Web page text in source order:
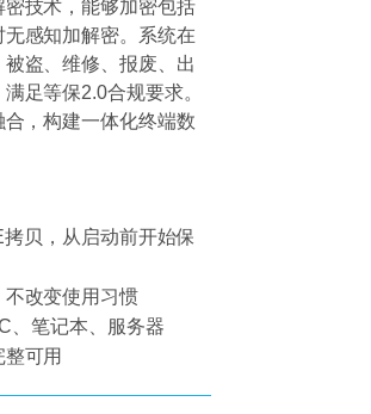
技术，能够加密包括
感知加解密。系统在
盗、维修、报废、出
足等保2.0合规要求。
，构建一体化终端数
贝，从启动前开始保
改变使用习惯
、笔记本、服务器
可用